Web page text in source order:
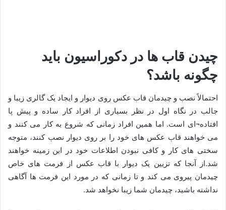
چیدن قاب ها در دکوراسیون باید
چگونه باشد؟
احتمالاً نصب و چیدمان قاب عکس روی دیوار و ایجاد یک گالری زیبا و
جالب در نگاه اول در نظر بسیاری از افراد کار ساده و پیش پا
افتاده¬ای است. اما همین افراد زمانی که شروع به کار می کنند و
می خواهند قاب عکس های خود را بر روی دیوار نصب کنند، متوجه
سختی های کار و کافی نبودن اطلاعات خود در این زمینه خواهند
شد.از آنجا که تزیین یک دیوار با قاب عکس از فرمت های خاص
چیدمان پیروی می کند و تا زمانی که در مورد این فرمت ها آگاهی
نداشته باشید، چیدمان شما زیبا نخواهد شد.